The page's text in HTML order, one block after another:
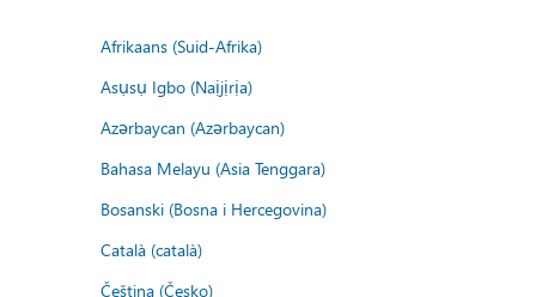
Afrikaans (Suid-Afrika)
Asụsụ Igbo (Naịjịrịa)
Azərbaycan (Azərbaycan)
Bahasa Melayu (Asia Tenggara)
Bosanski (Bosna i Hercegovina)
Català (català)
Čeština (Česko)